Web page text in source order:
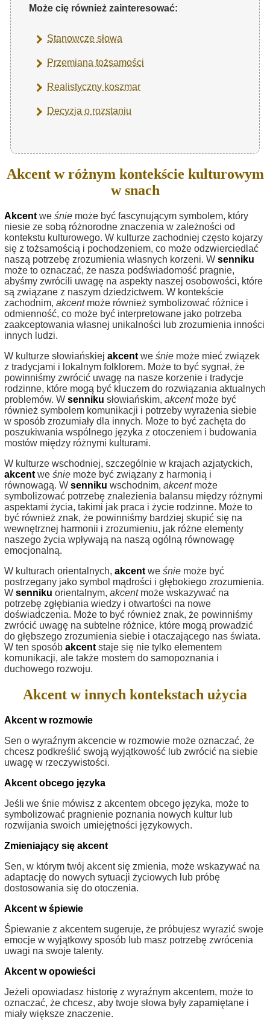
Może cię również zainteresować:
Stanowcze słowa
Przemiana tożsamości
Realistyczny koszmar
Decyzja o rozstaniu
Akcent w różnym kontekście kulturowym
w snach
Akcent we śnie może być fascynującym symbolem, który
niesie ze sobą różnorodne znaczenia w zależności od
kontekstu kulturowego. W kulturze zachodniej często kojarzy
się z tożsamością i pochodzeniem, co może odzwierciedlać
naszą potrzebę zrozumienia własnych korzeni. W senniku
może to oznaczać, że nasza podświadomość pragnie,
abyśmy zwrócili uwagę na aspekty naszej osobowości, które
są związane z naszym dziedzictwem. W kontekście
zachodnim, akcentmoże również symbolizować różnice i
odmienność, co może być interpretowane jako potrzeba
zaakceptowania własnej unikalności lub zrozumienia inności
innych ludzi.
W kulturze słowiańskiej akcent we śnie może mieć związek
z tradycjami i lokalnym folklorem. Może to być sygnał, że
powinniśmy zwrócić uwagę na nasze korzenie i tradycje
rodzinne, które mogą być kluczem do rozwiązania aktualnych
problemów. W senniku słowiańskim, akcentmoże być
również symbolem komunikacji i potrzeby wyrażenia siebie
w sposób zrozumiały dla innych. Może to być zachęta do
poszukiwania wspólnego języka z otoczeniem i budowania
mostów między różnymi kulturami.
W kulturze wschodniej, szczególnie w krajach azjatyckich,
akcent we śnie może być związany z harmonią i
równowagą. W senniku wschodnim, akcentmoże
symbolizować potrzebę znalezienia balansu między różnymi
aspektami życia, takimi jak praca i życie rodzinne. Może to
być również znak, że powinniśmy bardziej skupić się na
wewnętrznej harmonii i zrozumieniu, jak różne elementy
naszego życia wpływają na naszą ogólną równowagę
emocjonalną.
W kulturach orientalnych, akcent we śnie może być
postrzegany jako symbol mądrości i głębokiego zrozumienia.
W senniku orientalnym, akcentmoże wskazywać na
potrzebę zgłębiania wiedzy i otwartości na nowe
doświadczenia. Może to być również znak, że powinniśmy
zwrócić uwagę na subtelne różnice, które mogą prowadzić
do głębszego zrozumienia siebie i otaczającego nas świata.
W ten sposób akcent staje się nie tylko elementem
komunikacji, ale także mostem do samopoznania i
duchowego rozwoju.
Akcent w innych kontekstach użycia
Akcent w rozmowie
Sen o wyraźnym akcencie w rozmowie może oznaczać, że
chcesz podkreślić swoją wyjątkowość lub zwrócić na siebie
uwagę w rzeczywistości.
Akcent obcego języka
Jeśli we śnie mówisz z akcentem obcego języka, może to
symbolizować pragnienie poznania nowych kultur lub
rozwijania swoich umiejętności językowych.
Zmieniający się akcent
Sen, w którym twój akcent się zmienia, może wskazywać na
adaptację do nowych sytuacji życiowych lub próbę
dostosowania się do otoczenia.
Akcent w śpiewie
Śpiewanie z akcentem sugeruje, że próbujesz wyrazić swoje
emocje w wyjątkowy sposób lub masz potrzebę zwrócenia
uwagi na swoje talenty.
Akcent w opowieści
Jeżeli opowiadasz historię z wyraźnym akcentem, może to
oznaczać, że chcesz, aby twoje słowa były zapamiętane i
miały większe znaczenie.